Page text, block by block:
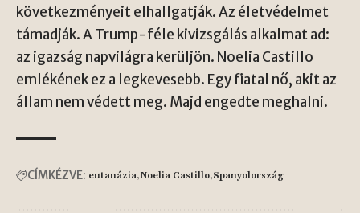
következményeit elhallgatják. Az életvédelmet
támadják. A Trump-féle kivizsgálás alkalmat ad:
az igazság napvilágra kerüljön. Noelia Castillo
emlékének ez a legkevesebb. Egy fiatal nő, akit az
állam nem védett meg. Majd engedte meghalni.
CÍMKÉZVE: eutanázia Noelia Castillo Spanyolország